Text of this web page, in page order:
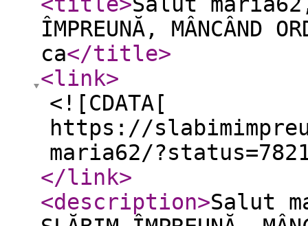
ÎMPREUNĂ, MÂNCÂND
ca</title>
<link>
<![CDATA[
https://
maria62/
</link>
<description>Salut